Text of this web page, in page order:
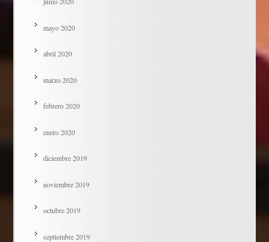
mayo 2020
abril 2020
marzo 2020
febrero 2020
enero 2020
diciembre 2019
noviembre 2019
octubre 2019
septiembre 2019